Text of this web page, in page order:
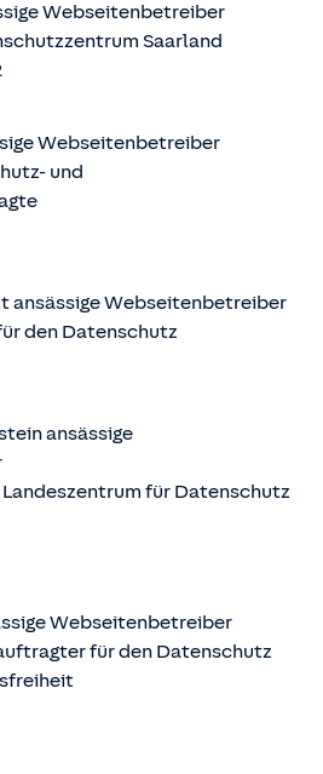
Webseitenbetreiber
Saarland
Webseitenbetreiber
und
ansässige Webseitenbetreiber
den Datenschutz
ansässige
Landeszentrum für Datenschutz
Webseitenbetreiber
für den Datenschutz